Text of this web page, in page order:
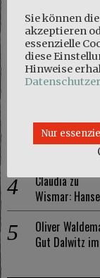
Mariezu
Olaf Schmidt
Marie zu
Wismar:
Claudiazu
Wismar:
Oliver
Gut Dalwitz
Sie können
akzeptieren
essenzielle
diese
Hinweise
Nur